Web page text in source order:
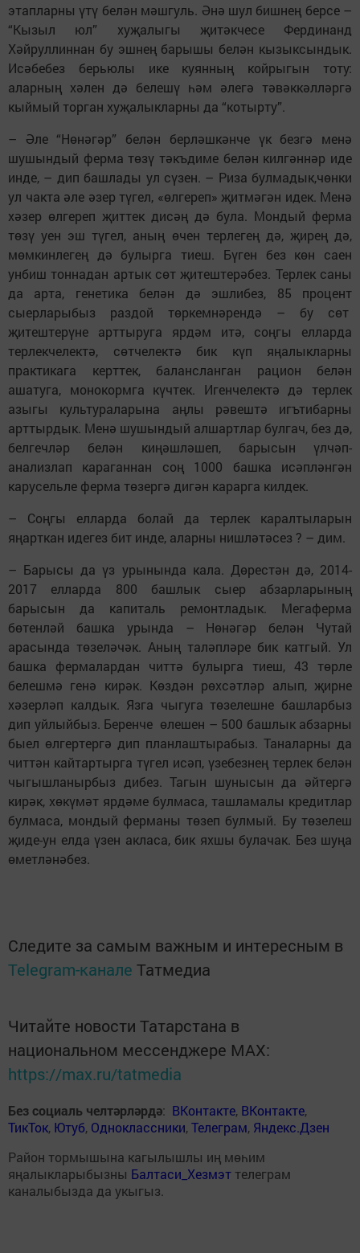
этапларны үтү белән мәшгуль. Әнә шул бишнең берсе –
“Кызыл юл” хуҗалыгы җитәкчесе Фердинанд
Хәйруллиннан бу эшнең барышы белән кызыксындык.
Исәбебез берьюлы ике куянның койрыгын тоту:
аларның хәлен дә белешү һәм әлегә тәвәккәлләргә
кыймый торган хуҗалыкларны да “котырту”.
– Әле “Нөнәгәр” белән берләшкәнче үк безгә менә
шушындый ферма төзү тәкъдиме белән килгәннәр иде
инде, – дип башлады ул сүзен. – Риза булмадык,чөнки
ул чакта әле әзер түгел, «өлгереп» җитмәгән идек. Менә
хәзер өлгереп җиттек дисәң дә була. Мондый ферма
төзү уен эш түгел, аның өчен терлегең дә, җирең дә,
мөмкинлегең дә булырга тиеш. Бүген без көн саен
унбиш тоннадан артык сөт җитештерәбез. Терлек саны
да арта, генетика белән дә эшлибез, 85 процент
сыерларыбыз раздой төркемнәрендә – бу сөт
җитештерүне арттыруга ярдәм итә, соңгы елларда
терлекчелектә, сөтчелектә бик күп яңалыкларны
практикага керттек, балансланган рацион белән
ашатуга, монокормга күчтек. Игенчелектә дә терлек
азыгы культураларына аңлы рәвештә игътибарны
арттырдык. Менә шушындый алшартлар булгач, без дә,
белгечләр белән киңәшләшеп, барысын үлчәп-
анализлап караганнан соң 1000 башка исәпләнгән
карусельле ферма төзергә дигән карарга килдек.
– Соңгы елларда болай да терлек каралтыларын
яңарткан идегез бит инде, аларны нишләтәсез ? – дим.
– Барысы да үз урынында кала. Дөрестән дә, 2014-
2017 елларда 800 башлык сыер абзарларының
барысын да капиталь ремонтладык. Мегаферма
бөтенләй башка урында – Нөнәгәр белән Чутай
арасында төзеләчәк. Аның таләпләре бик катгый. Ул
башка фермалардан читтә булырга тиеш, 43 төрле
белешмә генә кирәк. Көздән рөхсәтләр алып, җирне
хәзерләп калдык. Язга чыгуга төзелешне башларбыз
дип уйлыйбыз. Беренче өлешен – 500 башлык абзарны
быел өлгертергә дип планлаштырабыз. Таналарны да
читтән кайтартырга түгел исәп, үзебезнең терлек белән
чыгышланырбыз дибез. Тагын шунысын да әйтергә
кирәк, хөкүмәт ярдәме булмаса, ташламалы кредитлар
булмаса, мондый ферманы төзеп булмый. Бу төзелеш
җиде-ун елда үзен акласа, бик яхшы булачак. Без шуңа
өметләнәбез.
Следите за самым важным и интересным в
Telegram-канале Татмедиа
Читайте новости Татарстана в
национальном мессенджере MАХ:
https://max.ru/tatmedia
Без социаль челтәрләрдә: ВКонтакте, ВКонтакте,
ТикТок, Ютуб, Одноклассники,Телеграм, Яндекс.Дзен
Район тормышына кагылышлы иң мөһим
яңалыкларыбызны Балтаси_Хезмэт телеграм
каналыбызда да укыгыз.